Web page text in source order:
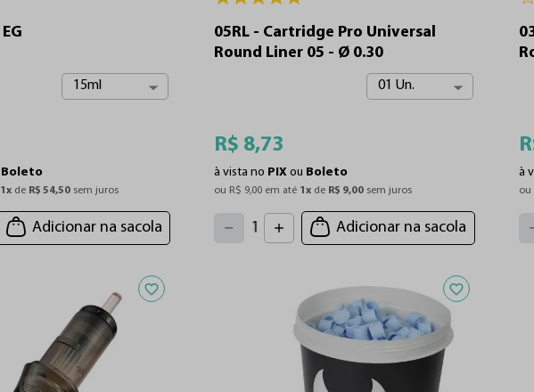
15ml
Boleto
1x de R$ 54,50 sem juros
Adicionar na sacola
05RL - Cartridge Pro Universal
Round Liner 05 - Ø 0.30
01 Un.
R$ 8,73
à vista no PIX ou Boleto
ou R$ 9,00 em até 1 x de R$ 9,00 sem juros
1 Adicionar na sacola
à
ou
Adicionar aos favoritos Adicionar aos